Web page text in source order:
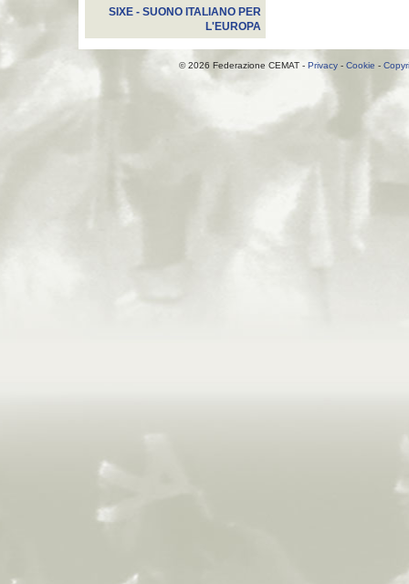
SIXE - SUONO ITALIANO PER
L'EUROPA
© 2026 Federazione CEMAT - Privacy- Cookie -